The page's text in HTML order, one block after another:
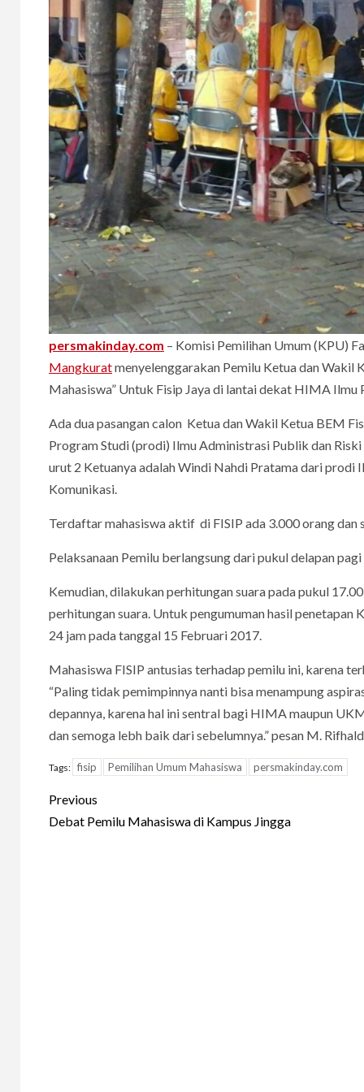
persmakinday.com – Komisi Pemilihan Umum (KPU)
Mangkuratmenyelenggarakan Pemilu Ketua dan Wakil
Mahasiswa” Untuk Fisip Jaya di lantai dekat HIMA Ilmu
Ada dua pasangan calon Ketua dan Wakil Ketua BEM
Program Studi (prodi) Ilmu Administrasi Publik dan
urut 2 Ketuanya adalah Windi Nahdi Pratama dari prodi
Komunikasi.
Terdaftar mahasiswa aktif di FISIP ada 3.000 orang
Pelaksanaan Pemilu berlangsung dari pukul delapan
Kemudian, dilakukan perhitungan suara pada pukul
perhitungan suara. Untuk pengumuman hasil
24 jam pada tanggal 15 Februari 2017.
Mahasiswa FISIP antusias terhadap pemilu ini, karena
“Paling tidak pemimpinnya nanti bisa menampung
depannya, karena hal ini sentral bagi HIMA maupun
dan semoga lebh baik dari sebelumnya.” pesan M.
Tags: fisip Pemilihan Umum Mahasiswa persmakinday.com
Continue
Reading
Previous
Debat Pemilu Mahasiswa di Kampus Jingga